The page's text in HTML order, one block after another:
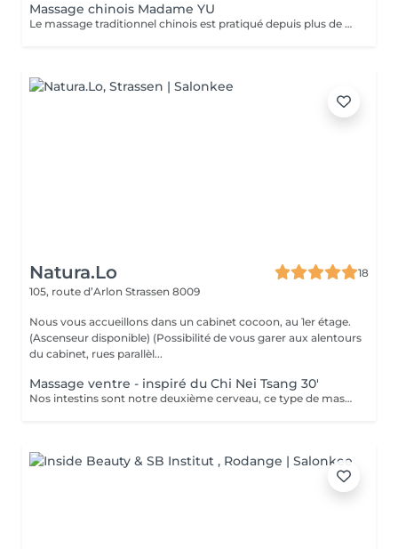
Massage chinois Madame YU
Le massage traditionnel chinois est pratiqué depuis plus de 2 000 ans. Cette pratique ancestrale vise à libérer la circulation de l'énergie dans le corps. Différentes techniques permettent de rétablir une bonne santé, notamment le pétrissage, le roulement et la pression profonde appliquée sur des points précis. Le massage chinois contribue également au bien-être général grâce à des tapotements et des pressions le long des méridiens et des points d'acupuncture. Le massage chinois se pratique généralement à travers les vêtements ou un tissu, et nécessite le port de vêtements amples, souples et légers. Il est donc recommandé de porter une tenue confortable et ample (y compris les sous-vêtements). Le travail vise à aider chacun à atteindre un équilibre et un bien-être optimal. Chaque personne étant unique, la praticienne adapte ses techniques de massage aux besoins spécifiques de chacun. Le massage chinois: - débloque les méridiens et améliorer la circulation sanguine - harmonise les fonctions organiques - soulage les tensions musculaires - renforce le système immunitaire - lubrifie les articulations - détend le corps et l'esprit.
Natura.Lo
18
105, route d’Arlon Strassen 8009
Nous vous accueillons dans un cabinet cocoon, au 1er étage.
(Ascenseur disponible) (Possibilité de vous garer aux alentours
du cabinet, rues parallèl...
Massage ventre - inspiré du Chi Nei Tsang 30'
Nos intestins sont notre deuxième cerveau, ce type de massage réorganise et redynamise vos organes. Moment de reconnexion avec soi. (Ne convient pas aux femmes enceintes, ni aux personnes ayant reçu une opération récente au niveau digestif) Chèque cadeau disponible (Montant de votre choix, celui-ci est à indiquer lors de votre demande)